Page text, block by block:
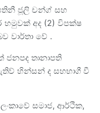
ජූලි චන්ග් සහ
හමුවක් අද (2) විපක්ෂ
වාර්තා වේ .
ජනපද තානාපති
හින්සන් ද සහභාගී වී
සමාජ, ආර්ථික,